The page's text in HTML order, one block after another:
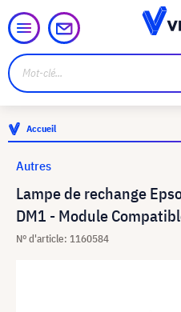
Accueil
Lampe de rechange
DM1 - Module
N° d'article: 1160584
Autres